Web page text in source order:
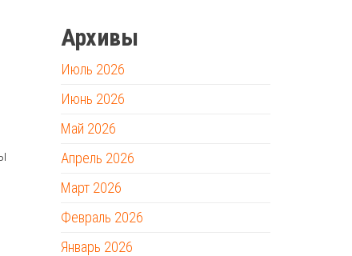
Архивы
Июль 2026
Июнь 2026
Май 2026
Апрель 2026
Март 2026
Февраль 2026
Январь 2026